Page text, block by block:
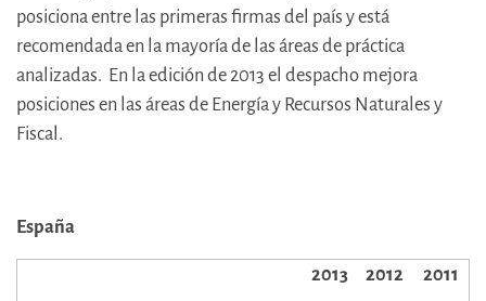
posiciona entre las primeras firmas del país y está
recomendada en la mayoría de las áreas de práctica
analizadas. En la edición de 2013 el despacho mejora
posiciones en las áreas de Energía y Recursos Naturales y
Fiscal.
España
2013 2012 2011